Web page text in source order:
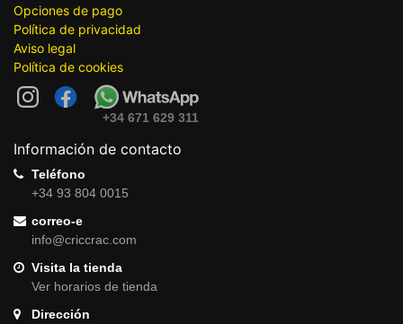
Opciones de pago
Política de privacidad
Aviso legal
Política de cookies
+34 671 629 311
Información de contacto
Teléfono
+34 93 804 0015
correo-e
info@criccrac.com
Visita la tienda
Ver horarios de tienda
Dirección